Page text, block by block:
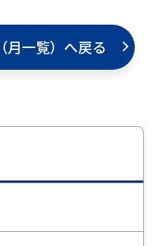
月一覧）へ戻る